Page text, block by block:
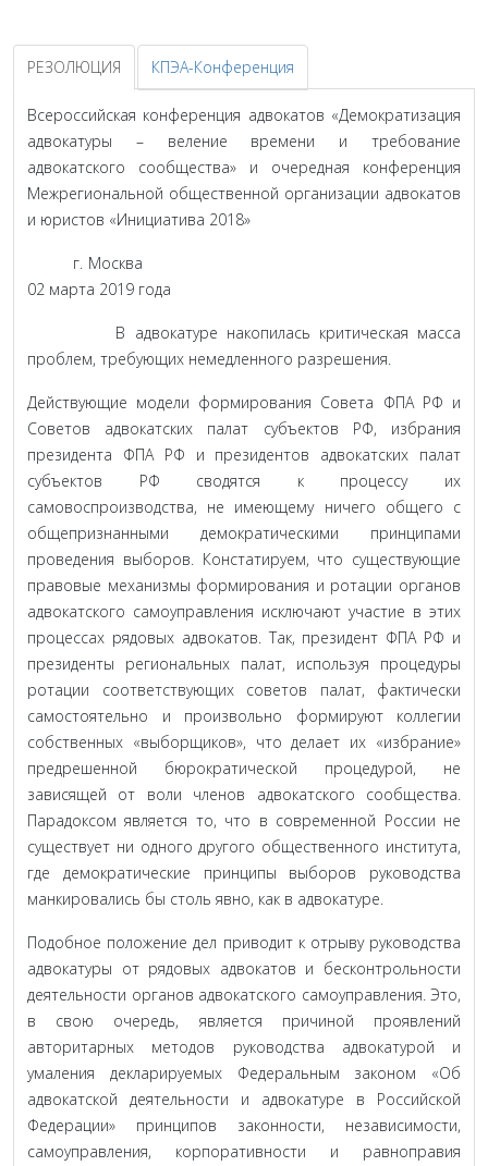
РЕЗОЛЮЦИЯ КПЭА-Конференция
Всероссийская конференция адвокатов «Демократизация
адвокатуры – веление времени и требование
адвокатского сообщества» и очередная конференция
Межрегиональной общественной организации адвокатов
и юристов «Инициатива 2018»
г. Москва
02 марта 2019 года
В адвокатуре накопилась критическая масса
проблем, требующих немедленного разрешения.
Действующие модели формирования Совета ФПА РФ и
Советов адвокатских палат субъектов РФ, избрания
президента ФПА РФ и президентов адвокатских палат
субъектов РФ сводятся к процессу их
самовоспроизводства, не имеющему ничего общего с
общепризнанными демократическими принципами
проведения выборов. Констатируем, что существующие
правовые механизмы формирования и ротации органов
адвокатского самоуправления исключают участие в этих
процессах рядовых адвокатов. Так, президент ФПА РФ и
президенты региональных палат, используя процедуры
ротации соответствующих советов палат, фактически
самостоятельно и произвольно формируют коллегии
собственных «выборщиков», что делает их «избрание»
предрешенной бюрократической процедурой, не
зависящей от воли членов адвокатского сообщества.
Парадоксом является то, что в современной России не
существует ни одного другого общественного института,
где демократические принципы выборов руководства
манкировались бы столь явно, как в адвокатуре.
Подобное положение дел приводит к отрыву руководства
адвокатуры от рядовых адвокатов и бесконтрольности
деятельности органов адвокатского самоуправления. Это,
в свою очередь, является причиной проявлений
авторитарных методов руководства адвокатурой и
умаления декларируемых Федеральным законом «Об
адвокатской деятельности и адвокатуре в Российской
Федерации» принципов законности, независимости,
самоуправления, корпоративности и равноправия